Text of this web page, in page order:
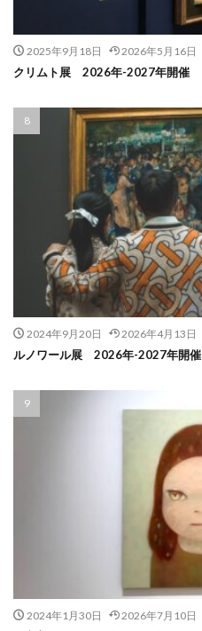
2025年9月18日 2026年5月16日
クリムト展 2026年-2027年開催
2024年9月20日 2026年4月13日
ルノワール展 2026年-2027年開催
2024年1月30日 2026年7月10日